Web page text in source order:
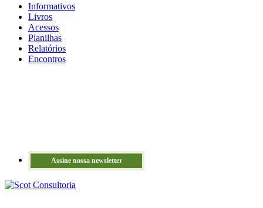
Informativos
Livros
Acessos
Planilhas
Relatórios
Encontros
Assine nossa newsletter